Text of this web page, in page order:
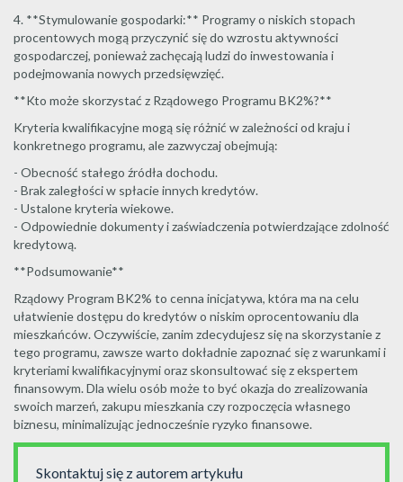
4. **Stymulowanie gospodarki:** Programy o niskich stopach
procentowych mogą przyczynić się do wzrostu aktywności
gospodarczej, ponieważ zachęcają ludzi do inwestowania i
podejmowania nowych przedsięwzięć.
**Kto może skorzystać z Rządowego Programu BK2%?**
Kryteria kwalifikacyjne mogą się różnić w zależności od kraju i
konkretnego programu, ale zazwyczaj obejmują:
- Obecność stałego źródła dochodu.
- Brak zaległości w spłacie innych kredytów.
- Ustalone kryteria wiekowe.
- Odpowiednie dokumenty i zaświadczenia potwierdzające zdolność
kredytową.
**Podsumowanie**
Rządowy Program BK2% to cenna inicjatywa, która ma na celu
ułatwienie dostępu do kredytów o niskim oprocentowaniu dla
mieszkańców. Oczywiście, zanim zdecydujesz się na skorzystanie z
tego programu, zawsze warto dokładnie zapoznać się z warunkami i
kryteriami kwalifikacyjnymi oraz skonsultować się z ekspertem
finansowym. Dla wielu osób może to być okazja do zrealizowania
swoich marzeń, zakupu mieszkania czy rozpoczęcia własnego
biznesu, minimalizując jednocześnie ryzyko finansowe.
Skontaktuj się z autorem artykułu